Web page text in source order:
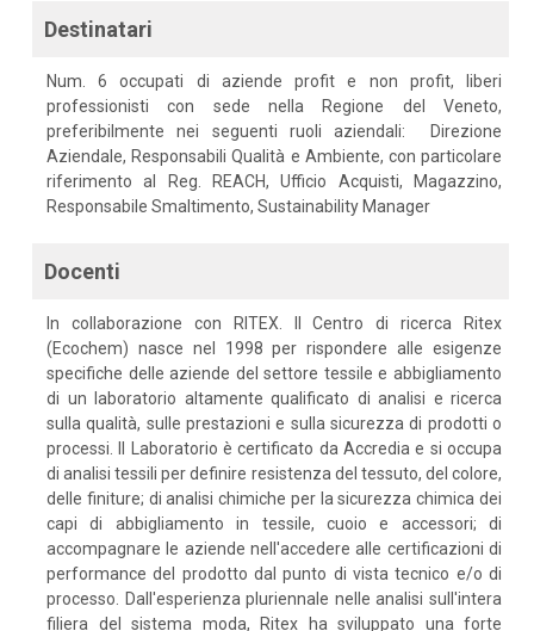
Destinatari
Num. 6 occupati di aziende profit e non profit, liberi
professionisti con sede nella Regione del Veneto,
preferibilmente nei seguenti ruoli aziendali: Direzione
Aziendale, Responsabili Qualità e Ambiente, con particolare
riferimento al Reg. REACH, Ufficio Acquisti, Magazzino,
Responsabile Smaltimento, Sustainability Manager
Docenti
In collaborazione con RITEX. Il Centro di ricerca Ritex
(Ecochem) nasce nel 1998 per rispondere alle esigenze
specifiche delle aziende del settore tessile e abbigliamento
di un laboratorio altamente qualificato di analisi e ricerca
sulla qualità, sulle prestazioni e sulla sicurezza di prodotti o
processi. Il Laboratorio è certificato da Accredia e si occupa
di analisi tessili per definire resistenza del tessuto, del colore,
delle finiture; di analisi chimiche per la sicurezza chimica dei
capi di abbigliamento in tessile, cuoio e accessori; di
accompagnare le aziende nell'accedere alle certificazioni di
performance del prodotto dal punto di vista tecnico e/o di
processo. Dall'esperienza pluriennale nelle analisi sull'intera
filiera del sistema moda, Ritex ha sviluppato una forte